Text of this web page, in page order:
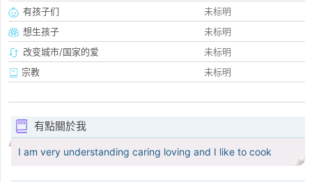
有孩子们
未标明
想生孩子
未标明
改变城市/国家的爱
未标明
宗教
未标明
有點關於我
I am very understanding caring loving and I like to cook